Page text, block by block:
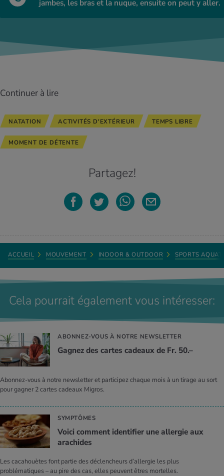
jambes, les bras et la nuque, ensuite on peut y aller.
Continuer à lire
NATATION ACTIVITÉS D'EXTÉRIEUR TEMPS LIBRE
MOMENT DE DÉTENTE
Partagez!
ACCUEIL MOUVEMENT INDOOR & OUTDOOR SPORTS
Cela pourrait également vous intéresser:
ABONNEZ-VOUS À NOTRE NEWSLETTER
Gagnez des cartes cadeaux de Fr. 50.–
Abonnez-vous à notre newsletter et participez chaque mois à un tirage au sort
pour gagner 2 cartes cadeaux Migros.
SYMPTÔMES
Voici comment identifier une allergie aux
arachides
Les cacahouètes font partie des déclencheurs d’allergie les plus
problématiques – au pire des cas, elles peuvent êtres mortelles.